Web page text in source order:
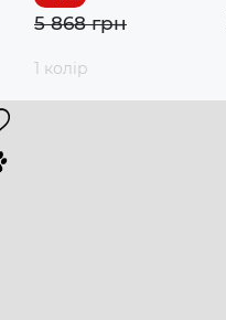
5 868 грн
1 колір